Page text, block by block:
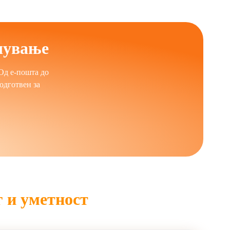
и ширење на дезинформации.
на бесплатен ВИ писател. Тимовите за
поддршка за пишување за блогови,
оптоварувања.
и стилската флексибилност. Човечкиот
да ги заменат човечките писатели, ВИ
креативноста и одлучувањето
е-пошта до
за
и уметност